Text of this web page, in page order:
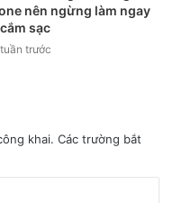
nên ngừng làm ngay
sạc
trước
khai. Các trường bắt